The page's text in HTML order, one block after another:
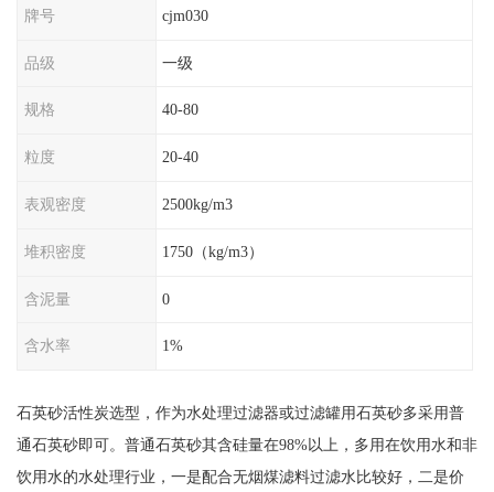
牌号 cjm030
品级 一级
规格 40-80
粒度 20-40
表观密度 2500kg/m3
堆积密度 1750（kg/m3）
含泥量 0
含水率 1%
石英砂活性炭选型，作为水处理过滤器或过滤罐用石英砂多采用普
通石英砂即可。普通石英砂其含硅量在98%以上，多用在饮用水和非
饮用水的水处理行业，一是配合无烟煤滤料过滤水比较好，二是价